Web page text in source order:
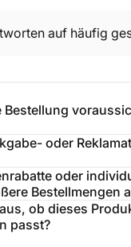
auf häufig
Bestellung
oder
oder
Bestellmengen
ob dieses
passt?